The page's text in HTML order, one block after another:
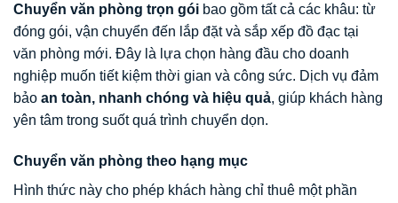
Chuyển văn phòng trọn gói bao gồm tất cả các khâu: từ
đóng gói, vận chuyển đến lắp đặt và sắp xếp đồ đạc tại
văn phòng mới. Đây là lựa chọn hàng đầu cho doanh
nghiệp muốn tiết kiệm thời gian và công sức. Dịch vụ đảm
bảo an toàn, nhanh chóng và hiệu quả, giúp khách hàng
yên tâm trong suốt quá trình chuyển dọn.
Chuyển văn phòng theo hạng mục
Hình thức này cho phép khách hàng chỉ thuê một phần